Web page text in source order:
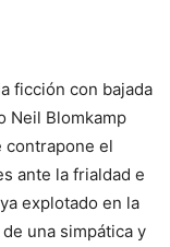
ficción con bajada
Neil Blomkamp
contrapone el
ante la frialdad e
explotado en la
una simpática y